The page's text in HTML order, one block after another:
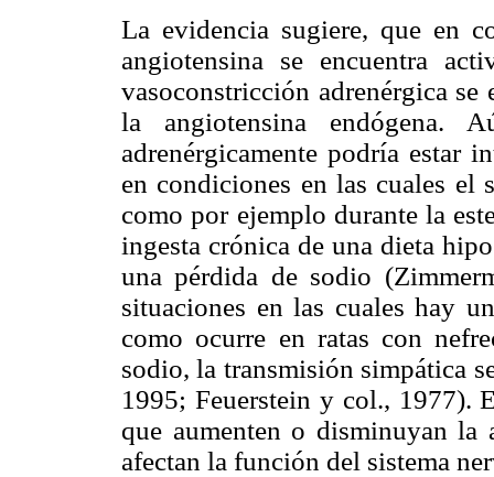
La evidencia sugiere, que en
angiotensina se encuentra
vasoconstricción adrenérgica se
la angiotensina endógena.
adrenérgicamente podría estar
en condiciones en las cuales el
como por ejemplo durante la
ingesta crónica de una dieta
una pérdida de sodio
situaciones en las cuales hay
como ocurre en ratas con
sodio, la transmisión simpática
1995; Feuerstein y col., 1977).
que aumenten o disminuyan la
afectan la función del sistema